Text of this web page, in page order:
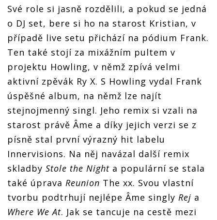
Své role si jasně rozdělili, a pokud se jedná
o DJ set, bere si ho na starost Kristian, v
případě live setu přichází na pódium Frank.
Ten také stojí za mixážním pultem v
projektu Howling, v němž zpívá velmi
aktivní zpěvák Ry X. S Howling vydal Frank
úspěšné album, na němž lze najít
stejnojmenný singl. Jeho remix si vzali na
starost právě Âme a díky jejich verzi se z
písně stal první výrazný hit labelu
Innervisions. Na něj navázal další remix
skladby Stole the Night a populární se stala
také úprava Reunion The xx. Svou vlastní
tvorbu podtrhují nejlépe Âme singly Rej a
Where We At. Jak se tancuje na cestě mezi